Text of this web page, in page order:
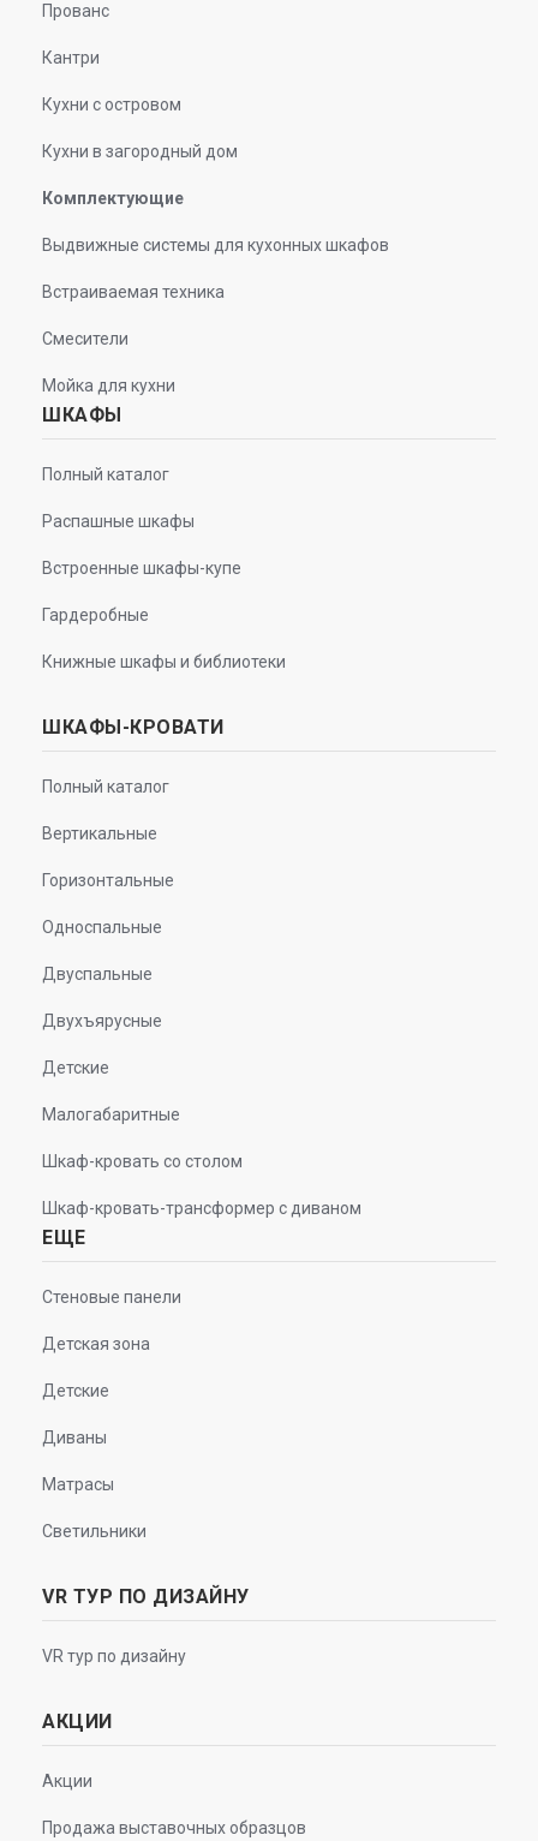
Прованс
Кантри
Кухни с островом
Кухни в загородный дом
Комплектующие
Выдвижные системы для кухонных шкафов
Встраиваемая техника
Смесители
Мойка для кухни
ШКАФЫ
Полный каталог
Распашные шкафы
Встроенные шкафы-купе
Гардеробные
Книжные шкафы и библиотеки
ШКАФЫ-КРОВАТИ
Полный каталог
Вертикальные
Горизонтальные
Односпальные
Двуспальные
Двухъярусные
Детские
Малогабаритные
Шкаф-кровать со столом
Шкаф-кровать-трансформер с диваном
ЕЩЕ
Стеновые панели
Детская зона
Детские
Диваны
Матрасы
Светильники
VR ТУР ПО ДИЗАЙНУ
VR тур по дизайну
АКЦИИ
Акции
Продажа выставочных образцов